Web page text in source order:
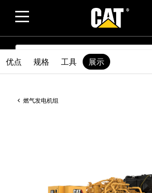
SEARCH
燃气发电机组
优点 规格 工具 展示